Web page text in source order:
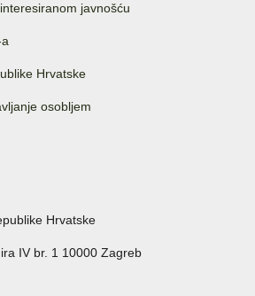
javnošću
Hrvatske
osobljem
Hrvatske
IV br. 1 10000 Zagreb